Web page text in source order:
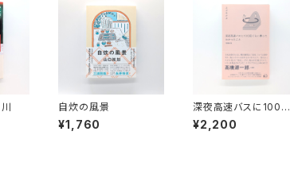
自炊の風景
¥1,760
深夜高速バスに100回
ぐらい乗ってわかったこ
と 増補新版
¥2,200